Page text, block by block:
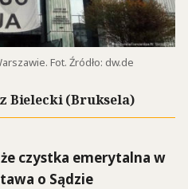
Fot. Źródło: dw.de
Bielecki (Bruksela)
czystka emerytalna w
o Sądzie